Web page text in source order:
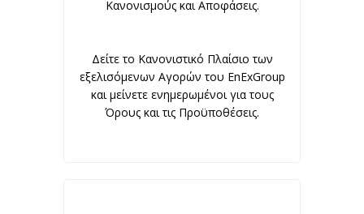
Κανονισμούς και Αποφάσεις.
Δείτε το Κανονιστικό Πλαίσιο των
εξελισόμενων Αγορών του EnExGroup
και μείνετε ενημερωμένοι για τους
Όρους και τις Προϋποθέσεις.